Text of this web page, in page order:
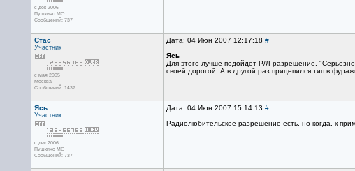
с дек 2006
Пушкино МО
Сообщений: 737
Стас
Участник
с мая 2005
Москва
Сообщений: 1437
Дата: 04 Июн 2007 12:17:18 #
Ясь
Для этого лучше подойдет Р/Л разрешение.
своей дорогой. А в другой раз прицепился тип в
Ясь
Участник
с дек 2006
Пушкино МО
Сообщений: 737
Дата: 04 Июн 2007 15:14:13 #
Радиолюбительское разрешение есть, но когда, к